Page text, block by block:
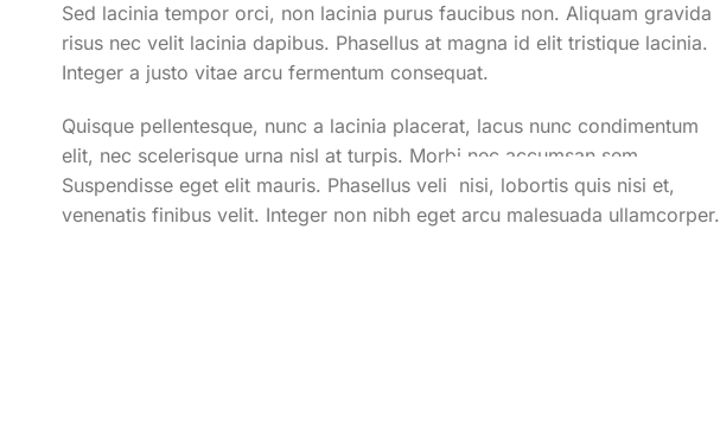
Sed lacinia tempor orci, non lacinia purus faucibus non. Aliquam gravida
risus nec velit lacinia dapibus. Phasellus at magna id elit tristique lacinia.
Integer a justo vitae arcu fermentum consequat.
Quisque pellentesque, nunc a lacinia placerat, lacus nunc condimentum
elit, nec scelerisque urna nisl at turpis. Morbi nec accumsan sem.
Suspendisse eget elit mauris. Phasellus velit nisi, lobortis quis nisi et,
venenatis finibus velit. Integer non nibh eget arcu malesuada ullamcorper.